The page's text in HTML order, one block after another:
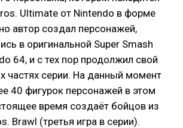
Ultimate от Nintendo в форме
автор создал персонажей,
в оригинальной Super Smash
64, и с тех пор продолжил свой
частях серии. На данный момент
40 фигурок персонажей в этом
время создаёт бойцов из
Brawl (третья игра в серии).